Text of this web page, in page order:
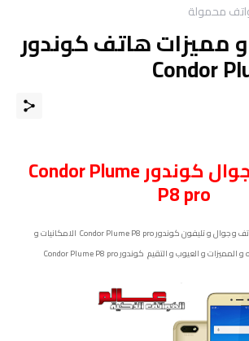
محمولة
مميزات هاتف كوندور
Condor
جوال كوندور Condor Plume
P8 pro
مواصفات و سعر موبايل و هاتف و جوال و تليفون كوندور Condor Plume P8 pro الامكانيات و
و المميزات و العيوب و التقيم كوندور Condor Plume P8 pro